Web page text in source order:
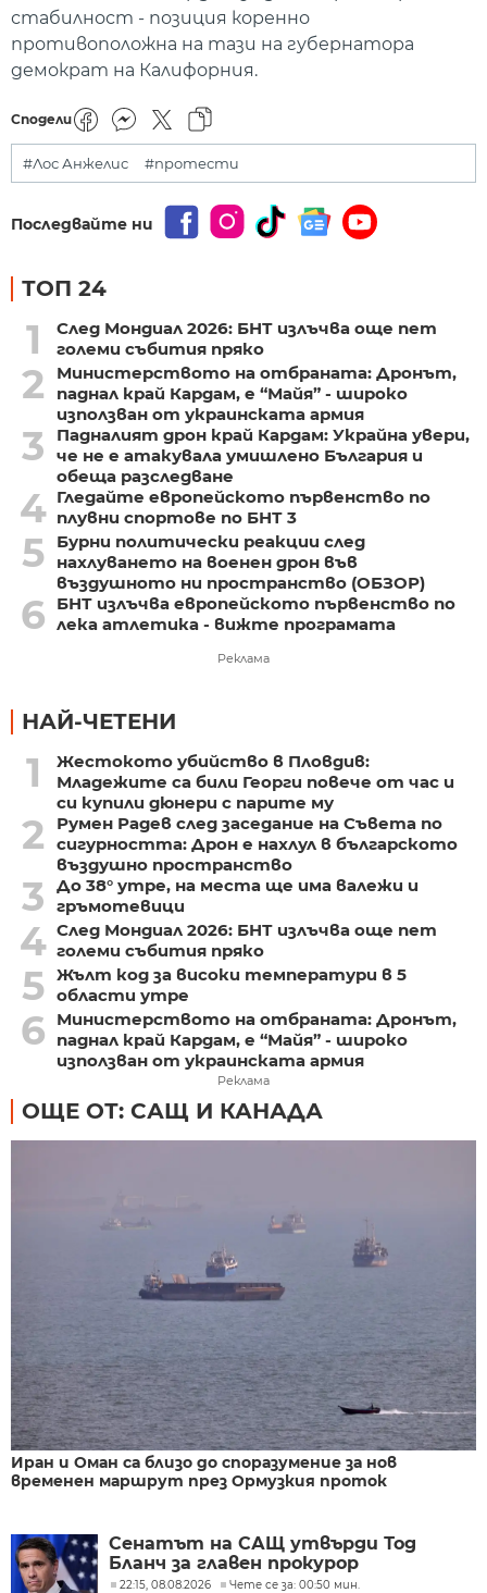
стабилност - позиция коренно
противоположна на тази на губернатора
демократ на Калифорния.
Сподели
#Лос Анжелис #протести
Последвайте ни
ТОП 24
1
След Мондиал 2026: БНТ излъчва още пет
големи събития пряко
2
Министерството на отбраната: Дронът,
паднал край Кардам, е “Майя” - широко
използван от украинската армия
3
Падналият дрон край Кардам: Украйна увери,
че не е атакувала умишлено България и
обеща разследване
4 Гледайте европейското първенство по
плувни спортове по БНТ 3
5
Бурни политически реакции след
нахлуването на военен дрон във
въздушното ни пространство (ОБЗОР)
6
БНТ излъчва европейското първенство по
лека атлетика - вижте програмата
Реклама
НАЙ-ЧЕТЕНИ
1
Жестокото убийство в Пловдив:
Младежите са били Георги повече от час и
си купили дюнери с парите му
2
Румен Радев след заседание на Съвета по
сигурността: Дрон е нахлул в българското
въздушно пространство
3
До 38° утре, на места ще има валежи и
гръмотевици
4 След Мондиал 2026: БНТ излъчва още пет
големи събития пряко
5 Жълт код за високи температури в 5
области утре
6
Министерството на отбраната: Дронът,
паднал край Кардам, е “Майя” - широко
използван от украинската армия
Реклама
ОЩЕ ОТ: САЩ И КАНАДА
Иран и Оман са близо до споразумение за нов
временен маршрут през Ормузкия проток
Сенатът на САЩ утвърди Тод
Бланч за главен прокурор
22:15, 08.08.2026 Чете се за: 00:50 мин.